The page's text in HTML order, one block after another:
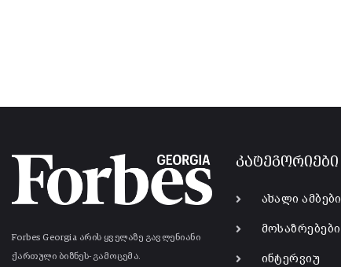
Forbes Georgia არის ყველაზე გავლენიანი
ქართული ბიზნეს-გამოცემა.
კატეგორიები
ახალი ამბები
მოსაზრებები
ინტერვიუ